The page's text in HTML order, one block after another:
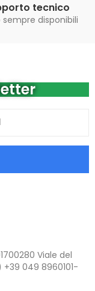
tecnico
sempre disponibili
Viale del
049 8960101-